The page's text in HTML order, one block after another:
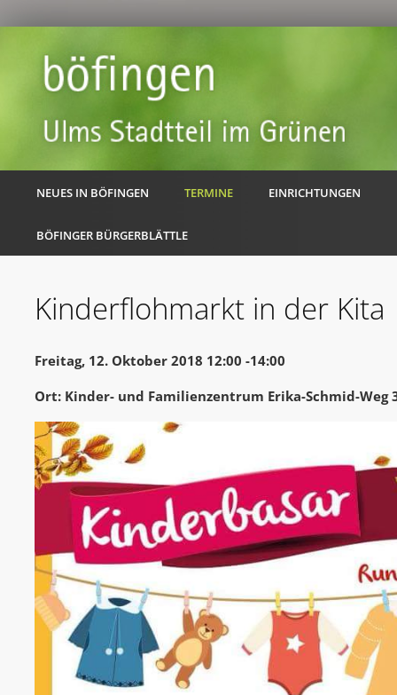
NEUES IN BÖFINGEN TERMINE EINRICHTUNGEN
BÖFINGER BÜRGERBLÄTTLE
Kinderflohmarkt in der Kita
Freitag, 12. Oktober 2018 12:00 -14:00
Ort: Kinder- und Familienzentrum Erika-Schmid-Weg